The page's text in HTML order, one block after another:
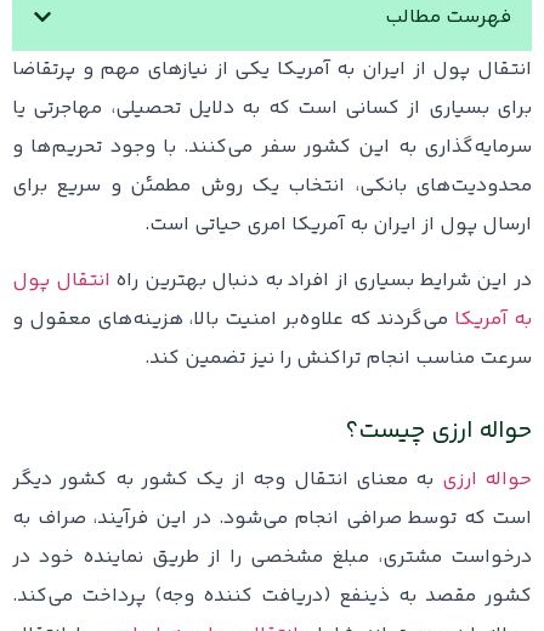
فهرست مطالب
انتقال پول از ایران به آمریکا یکی از نیازهای مهم و پرتقاضا
برای بسیاری از کسانی است که به دلایل تحصیلی، مهاجرتی یا
سرمایه‌گذاری به این کشور سفر می‌کنند. با وجود تحریم‌ها و
محدودیت‌های بانکی، انتخاب یک روش مطمئن و سریع برای
ارسال پول از ایران به آمریکا امری حیاتی است.
در این شرایط بسیاری از افراد به دنبال بهترین راه انتقال پول
به آمریکا می‌گردند که علاوه‌بر امنیت بالا، هزینه‌های معقول و
سرعت مناسب انجام تراکنش را نیز تضمین کند.
حواله ارزی چیست؟
حواله ارزی به معنای انتقال وجه از یک کشور به کشور دیگر
است که توسط صرافی‌ انجام می‌شود. در این فرآیند، صراف به
درخواست مشتری، مبلغ مشخصی را از طریق نماینده خود در
کشور مقصد به ذینفع (دریافت کننده وجه) پرداخت می‌کند.